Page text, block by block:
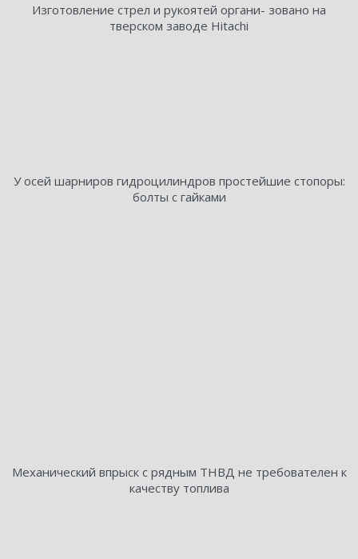
Изготовление стрел и рукоятей органи- зовано на
тверском заводе Hitachi
У осей шарниров гидроцилиндров простейшие стопоры:
болты с гайками
Механический впрыск с рядным ТНВД не требователен к
качеству топлива